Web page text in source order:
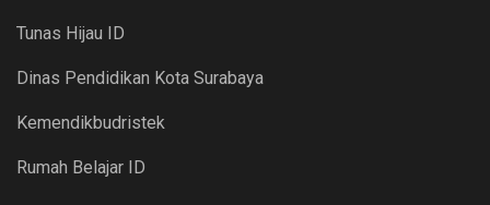
Tunas Hijau ID
Dinas Pendidikan Kota Surabaya
Kemendikbudristek
Rumah Belajar ID